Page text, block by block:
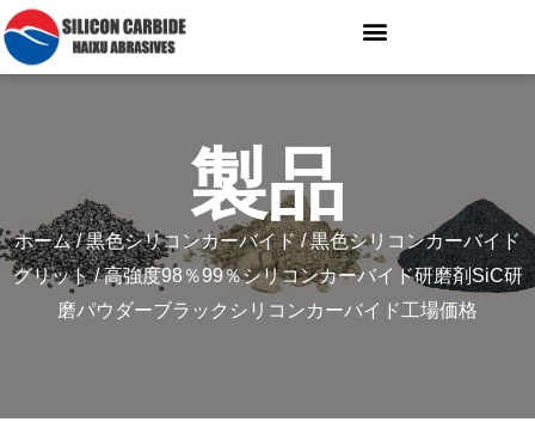
製品
ホーム/黒色シリコンカーバイド/黒色シリコンカーバイド
グリット/ 高強度98％99％シリコンカーバイド研磨剤SiC研
磨パウダーブラックシリコンカーバイド工場価格